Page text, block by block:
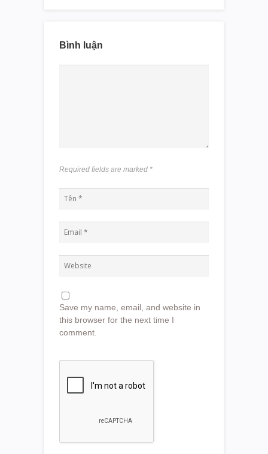
Bình luận
Required fields are marked *
Save my name, email, and website in
this browser for the next time I
comment.